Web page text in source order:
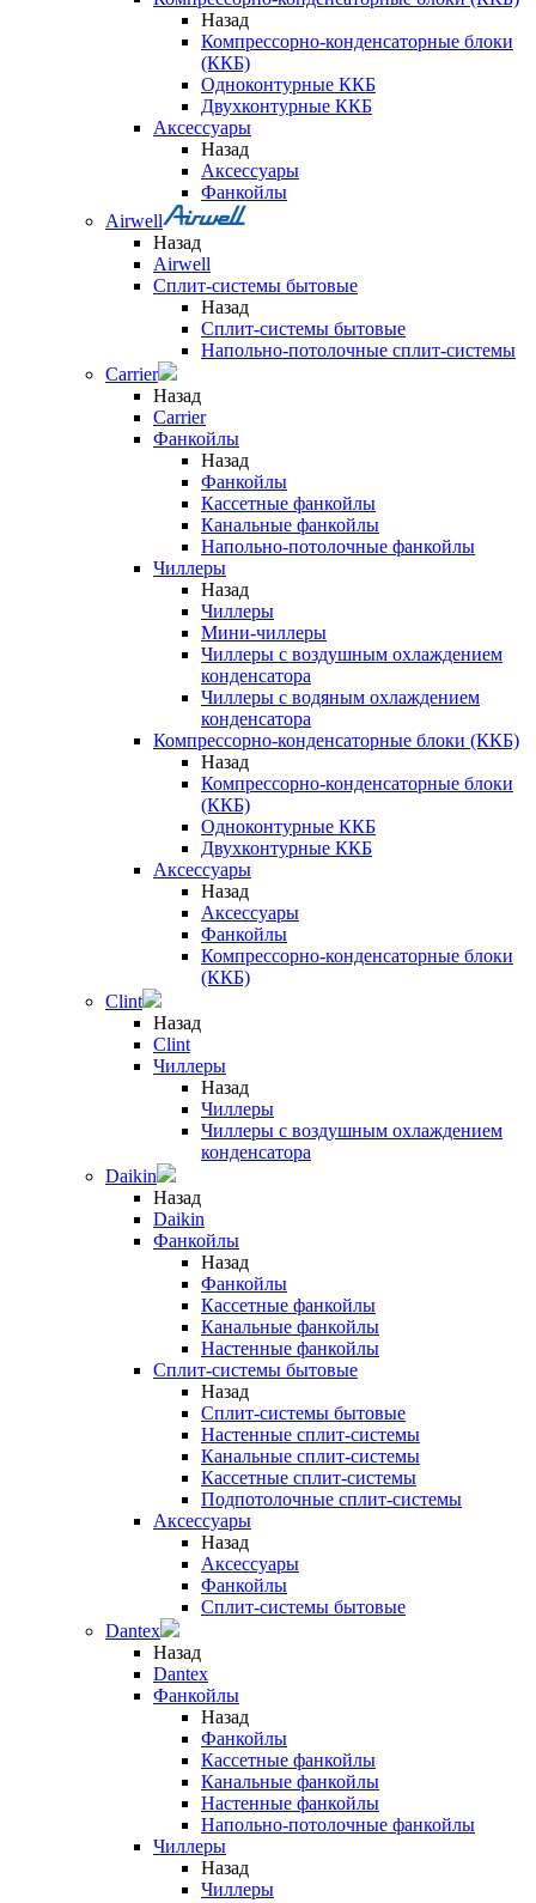
Назад
Компрессорно-конденсаторные блоки
(ККБ)
Одноконтурные ККБ
Двухконтурные ККБ
Аксессуары
Назад
Аксессуары
Фанкойлы
Airwell
Назад
Airwell
Сплит-системы бытовые
Назад
Сплит-системы бытовые
Напольно-потолочные сплит-системы
Carrier
Назад
Carrier
Фанкойлы
Назад
Фанкойлы
Кассетные фанкойлы
Канальные фанкойлы
Напольно-потолочные фанкойлы
Чиллеры
Назад
Чиллеры
Мини-чиллеры
Чиллеры с воздушным охлаждением
конденсатора
Чиллеры с водяным охлаждением
конденсатора
Компрессорно-конденсаторные блоки (ККБ)
Назад
Компрессорно-конденсаторные блоки
(ККБ)
Одноконтурные ККБ
Двухконтурные ККБ
Аксессуары
Назад
Аксессуары
Фанкойлы
Компрессорно-конденсаторные блоки
(ККБ)
Clint
Назад
Clint
Чиллеры
Назад
Чиллеры
Чиллеры с воздушным охлаждением
конденсатора
Daikin
Назад
Daikin
Фанкойлы
Назад
Фанкойлы
Кассетные фанкойлы
Канальные фанкойлы
Настенные фанкойлы
Сплит-системы бытовые
Назад
Сплит-системы бытовые
Настенные сплит-системы
Канальные сплит-системы
Кассетные сплит-системы
Подпотолочные сплит-системы
Аксессуары
Назад
Аксессуары
Фанкойлы
Сплит-системы бытовые
Dantex
Назад
Dantex
Фанкойлы
Назад
Фанкойлы
Кассетные фанкойлы
Канальные фанкойлы
Настенные фанкойлы
Напольно-потолочные фанкойлы
Чиллеры
Назад
Чиллеры